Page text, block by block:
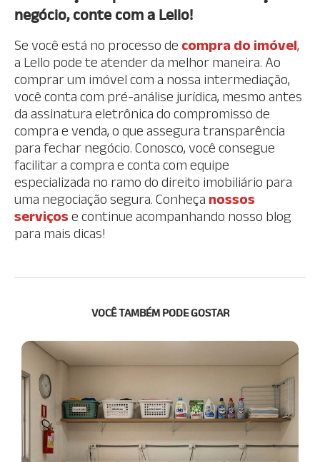
negócio, conte com a Lello!
Se você está no processo de compra do imóvel,
a Lello pode te atender da melhor maneira. Ao
comprar um imóvel com a nossa intermediação,
você conta com pré-análise jurídica, mesmo antes
da assinatura eletrônica do compromisso de
compra e venda, o que assegura transparência
para fechar negócio. Conosco, você consegue
facilitar a compra e conta com equipe
especializada no ramo do direito imobiliário para
uma negociação segura. Conheça nossos
serviços e continue acompanhando nosso blog
para mais dicas!
VOCÊ TAMBÉM PODE GOSTAR